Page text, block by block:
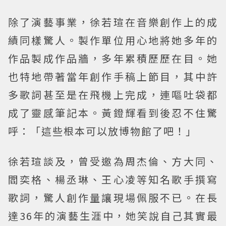
除了演藝事業，徐若瑄在音樂創作上的成
績同樣驚人。製作單位用心地將她多年的
作品製成作品牆，多年累積歷歷在目。她
也特地帶著當年創作手稿上節目，其中許
多歌詞甚至是在飛機上完成，連嘔吐袋都
成了靈感筆記本。黃鐙輝看到後忍不住驚
呼：「這些根本可以放博物館了吧！」
徐若瑄談及，曾受邀為周杰倫、方大同、
閻奕格、楊丞琳、王心凌等知名歌手撰寫
歌詞，驚人創作量讓現場佩服不已。在長
達36年的演藝生涯中，她笑說自己其實最